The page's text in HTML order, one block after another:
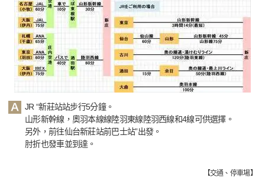
JR “新莊站站步行5分鐘。
山形新幹線，奧羽本線線陸羽東線陸羽西線和4線可供選擇。
另外，前往仙台新莊站前巴士站”出發。
肘折也發車並到達。
【交通、停車場】